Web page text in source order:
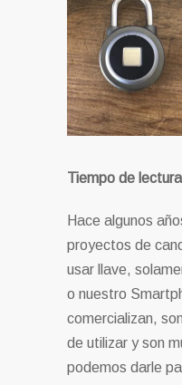
Tiempo de
Hace algunos
proyectos de
usar llave,
o nuestro
comercializan,
de utilizar y son
podemos darle